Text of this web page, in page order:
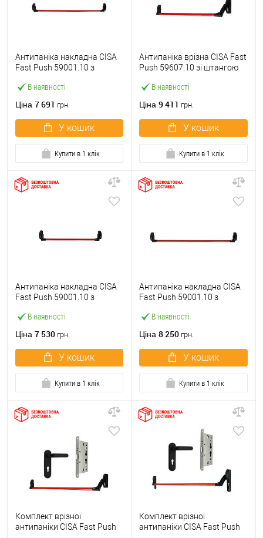
В наявності
Антипаніка накладна CISA
Fast Push 59001.10 з
мм червона
Ціна 7 691 грн.
У кошик
Купити в 1 клік
В наявності
Антипаніка врізна CISA Fast
Push 59607.10 зі штангою
Ціна 9 411 грн.
У кошик
Купити в 1 клік
В наявності
Антипаніка накладна CISA
Fast Push 59001.10 з
червона
Ціна 7 530 грн.
У кошик
Купити в 1 клік
В наявності
Антипаніка накладна CISA
Fast Push 59001.10 з
мм червона
Ціна 8 250 грн.
У кошик
Купити в 1 клік
Комплект врізної
антипаніки CISA Fast Push
Комплект врізної
антипаніки CISA Fast Push